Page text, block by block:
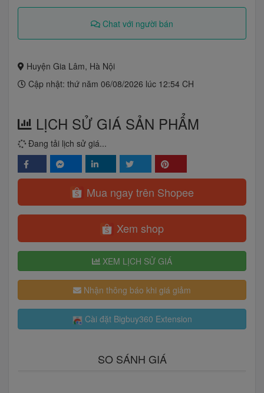
Chat với người bán
Huyện Gia Lâm, Hà Nội
Cập nhật: thứ năm 06/08/2026 lúc 12:54 CH
LỊCH SỬ GIÁ SẢN PHẨM
Đang tải lịch sử giá...
Mua ngay trên Shopee
Xem shop
XEM LỊCH SỬ GIÁ
Nhận thông báo khi giá giảm
Cài đặt Bigbuy360 Extension
SO SÁNH GIÁ